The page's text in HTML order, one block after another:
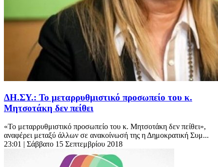
ΔΗ.ΣΥ.: Το μεταρρυθμιστικό προσωπείο του κ.
Μητσοτάκη δεν πείθει
«Το μεταρρυθμιστικό προσωπείο του κ. Μητσοτάκη δεν πείθει»,
αναφέρει μεταξύ άλλων σε ανακοίνωσή της η Δημοκρατική Συμ...
23:01 | Σάββατο 15 Σεπτεμβρίου 2018